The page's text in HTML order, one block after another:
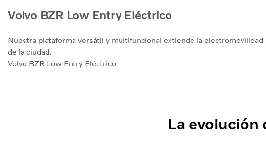
Volvo BZR Low Entry Eléctrico
Nuestra plataforma versátil y multifuncional extiende la
de la ciudad.
Volvo BZR Low Entry Eléctrico
La evolución